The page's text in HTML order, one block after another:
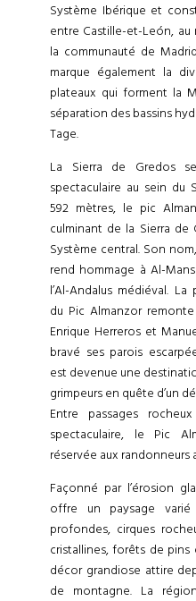
Système Ibérique et
entre Castille-et-León,
la communauté de
marque également la
plateaux qui forment la
séparation des bassins
Tage.
La Sierra de Gredos
spectaculaire au sein du
592 mètres, le pic
culminant de la Sierra de
Système central. Son
rend hommage à Al-
l’Al-Andalus médiéval.
du Pic Almanzor
Enrique Herreros et
bravé ses parois
est devenue une
grimpeurs en quête d’un
Entre passages
spectaculaire, le Pic
réservée aux randonneurs
Façonné par l’érosion
offre un paysage
profondes, cirques
cristallines, forêts de pins
décor grandiose attire
de montagne. La